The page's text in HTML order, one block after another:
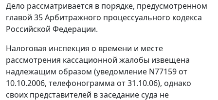
Дело рассматривается в порядке, предусмотренном
главой 35Арбитражного процессуального кодекса
Российской Федерации.
Налоговая инспекция о времени и месте
рассмотрения кассационной жалобы извещена
надлежащим образом (уведомление N77159 от
10.10.2006, телефонограмма от 31.10.06), однако
своих представителей в заседание суда не